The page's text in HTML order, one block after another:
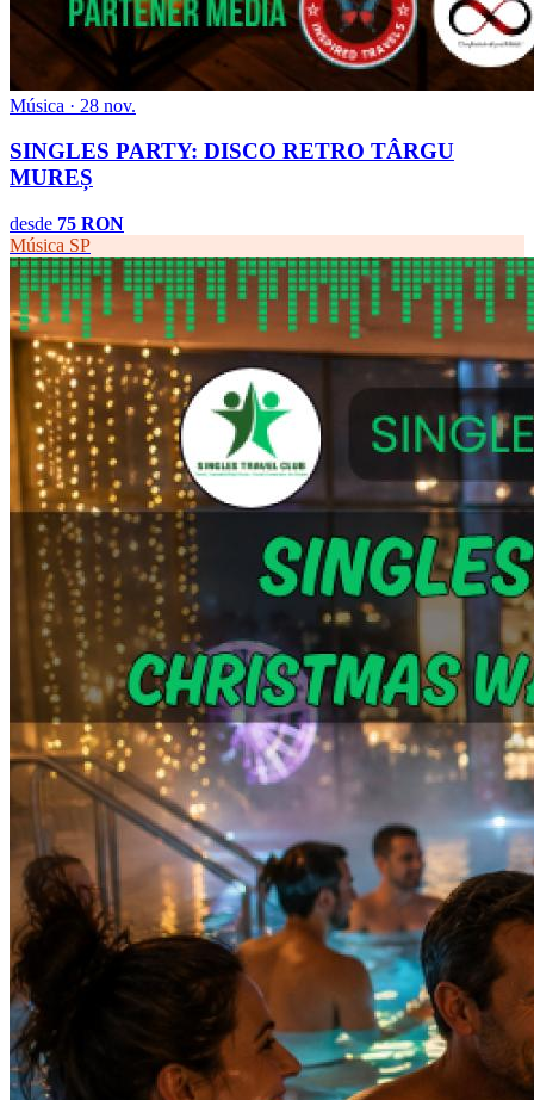
Música · 28 nov.
SINGLES PARTY: DISCO RETRO TÂRGU
MUREȘ
desde 75 RON
Música SP